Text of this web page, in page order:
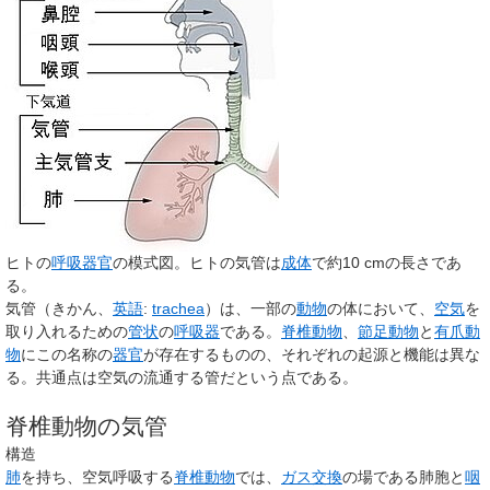
ヒトの呼吸器官の模式図。ヒトの気管は成体で約10 cmの長さであ
る。
気管 （きかん、 英語: trachea）は、一部の動物の体において、 空気を
取り入れるための管状の呼吸器である。 脊椎動物 節足動物と有爪動
物にこの名称の器官が存在するものの、それぞれの起源と機能は異な
る。共通点は空気の流通する管だという点である。
脊椎動物の気管
構造
肺を持ち、空気呼吸する脊椎動物では、 ガス交換の場である肺胞と咽